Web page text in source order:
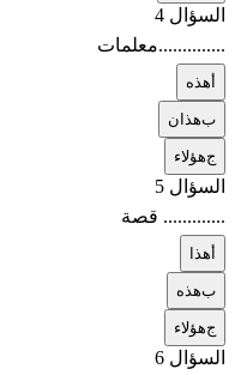
السؤال 4
..............معلمات
أهذه
بهذان
جهؤلاء
السؤال 5
............. قصة
أهذا
بهذه
جهؤلاء
السؤال 6